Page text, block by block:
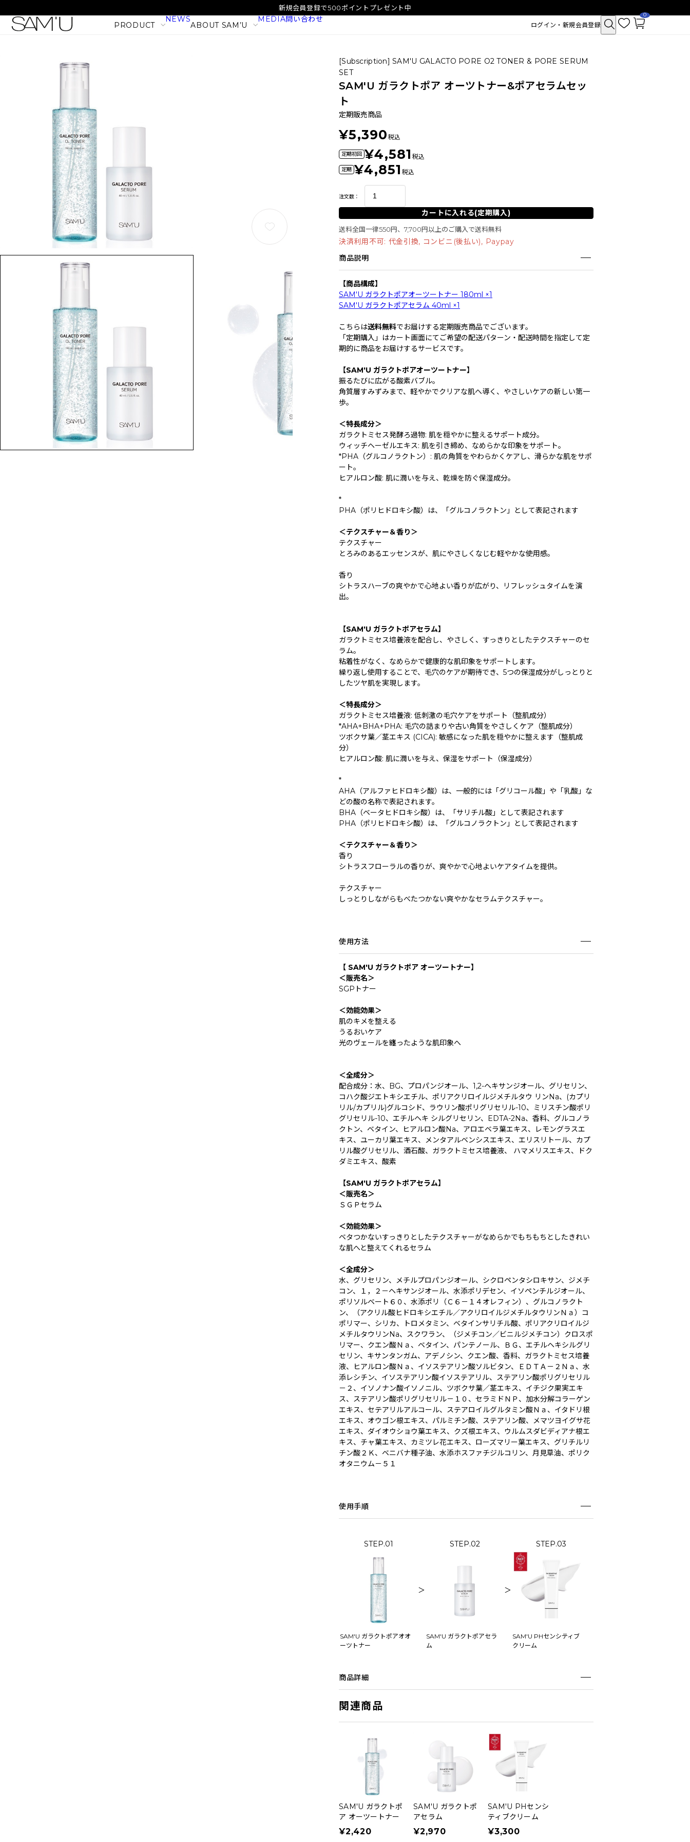
新規会員登録で500ポイントプレゼント中
PRODUCT
SKIN CARE
BODY CARE
MAKE UP
HAIR CARE
PRODUCT
NEW
BEST
定期コース
PHセンシティブマスク バイタル
SAM'U ガラクトポア オーツート
2,420
パウダーウォッシュ
1,980
クリーム
2,530
NEWS
ABOUT SAM’U
MEDIA問い合わせ
ログイン・新規会員登録
お
気
カ
0
[Subscription] SAM'U GALACTO PORE O2 TONER & PORE SERUM
SET
SAM'U ガラクトポア オーツトナー&ポアセラムセッ
ト
定期販売商品
¥5,390 税込
定期初回 ¥4,581 税込
定期 ¥4,851 税込
注文数：
カートに入れる(定期購入)
送料全国一律550円、7,700円以上のご購入で送料無料
決済利用不可: 代金引換, コンビニ(後払い), Paypay
商品説明
【商品構成】
SAM'U ガラクトポアオーツートナー 180ml ×1
SAM'U ガラクトポアセラム 40ml ×1
こちらは送料無料でお届けする定期販売商品でございます。
「定期購入」はカート画面にてご希望の配送パターン・配送時間を指定して定
期的に商品をお届けするサービスです。
【SAM'U ガラクトポアオーツートナー】
振るたびに広がる酸素バブル。
角質層すみずみまで、軽やかでクリアな肌へ導く、やさしいケアの新しい第一
歩。
＜特長成分＞
ガラクトミセス発酵ろ過物: 肌を穏やかに整えるサポート成分。
ウィッチヘーゼルエキス: 肌を引き締め、なめらかな印象をサポート。
*PHA（グルコノラクトン）: 肌の角質をやわらかくケアし、滑らかな肌をサポ
ート。
ヒアルロン酸: 肌に潤いを与え、乾燥を防ぐ保湿成分。
*
PHA（ポリヒドロキシ酸）は、「グルコノラクトン」として表記されます
＜テクスチャー＆香り＞
テクスチャー
とろみのあるエッセンスが、肌にやさしくなじむ軽やかな使用感。
香り
シトラスハーブの爽やかで心地よい香りが広がり、リフレッシュタイムを演
出。
【SAM'U ガラクトポアセラム】
ガラクトミセス培養液を配合し、やさしく、すっきりとしたテクスチャーのセ
ラム。
粘着性がなく、なめらかで健康的な肌印象をサポートします。
繰り返し使用することで、毛穴のケアが期待でき、5つの保湿成分がしっとりと
したツヤ肌を実現します。
＜特長成分＞
ガラクトミセス培養液: 低刺激の毛穴ケアをサポート（整肌成分）
*AHA+BHA+PHA: 毛穴の詰まりや古い角質をやさしくケア（整肌成分）
ツボクサ葉／茎エキス (CICA): 敏感になった肌を穏やかに整えます（整肌成
分）
ヒアルロン酸: 肌に潤いを与え、保湿をサポート（保湿成分）
*
AHA（アルファヒドロキシ酸）は、一般的には「グリコール酸」や「乳酸」な
どの酸の名称で表記されます。
BHA（ベータヒドロキシ酸）は、「サリチル酸」として表記されます
PHA（ポリヒドロキシ酸）は、「グルコノラクトン」として表記されます
＜テクスチャー＆香り＞
香り
シトラスフローラルの香りが、爽やかで心地よいケアタイムを提供。
テクスチャー
しっとりしながらもべたつかない爽やかなセラムテクスチャー。
使用方法
【 SAM'U ガラクトポア オーツートナー】
＜販売名＞
SGPトナー
＜効能効果＞
肌のキメを整える
うるおいケア
光のヴェールを纏ったような肌印象へ
＜全成分＞
配合成分：水、BG、プロパンジオール、1,2-ヘキサンジオール、グリセリン、
コハク酸ジエトキシエチル、ポリアクリロイルジメチルタウ リンNa、(カプリ
リル/カプリル)グルコシド、ラウリン酸ポリグリセリル-10、ミリスチン酸ポリ
グリセリル-10、エチルヘキ シルグリセリン、EDTA-2Na、香料、グルコノラ
クトン、ベタイン、ヒアルロン酸Na、アロエベラ葉エキス、レモングラスエ
キス、ユーカリ葉エキス、メンタアルベンシスエキス、エリスリトール、カプ
リル酸グリセリル、酒石酸、ガラクトミセス培養液、 ハマメリスエキス、ドク
ダミエキス、酸素
【SAM'U ガラクトポアセラム】
＜販売名＞
ＳＧＰセラム
＜効能効果＞
ベタつかないすっきりとしたテクスチャーがなめらかでもちもちとしたきれい
な肌へと整えてくれるセラム
＜全成分＞
水、グリセリン、メチルプロパンジオール、シクロペンタシロキサン、ジメチ
コン、１，２－ヘキサンジオール、水添ポリデセン、イソペンチルジオール、
ポリソルベート６０、水添ポリ（Ｃ６－１４オレフィン）、グルコノラクト
ン、（アクリル酸ヒドロキシエチル／アクリロイルジメチルタウリンＮａ）コ
ポリマー、シリカ、トロメタミン、ベタインサリチル酸、ポリアクリロイルジ
メチルタウリンNa、スクワラン、（ジメチコン／ビニルジメチコン）クロスポ
リマー、クエン酸Ｎａ、ベタイン、パンテノール、ＢＧ、エチルヘキシルグリ
セリン、キサンタンガム、アデノシン、クエン酸、香料、ガラクトミセス培養
液、ヒアルロン酸Ｎａ、イソステアリン酸ソルビタン、ＥＤＴＡ－２Ｎａ、水
添レシチン、イソステアリン酸イソステアリル、ステアリン酸ポリグリセリル
－２、イソノナン酸イソノニル、ツボクサ葉／茎エキス、イチジク果実エキ
ス、ステアリン酸ポリグリセリル－１０、セラミドＮＰ、加水分解コラーゲン
エキス、セテアリルアルコール、ステアロイルグルタミン酸Ｎａ、イタドリ根
エキス、オウゴン根エキス、パルミチン酸、ステアリン酸、メマツヨイグサ花
エキス、ダイオウショウ葉エキス、クズ根エキス、ウルムスダビディアナ根エ
キス、チャ葉エキス、カミツレ花エキス、ローズマリー葉エキス、グリチルリ
チン酸２Ｋ、ベニバナ種子油、水添ホスファチジルコリン、月見草油、ポリク
オタニウム－５１
使用手順
STEP.01 STEP.02 STEP.03
＞ ＞
SAM'U ガラクトポアオオ
ーツトナー
SAM'U ガラクトポアセラ
ム
SAM'U PHセンシティブ
クリーム
商品詳細
関連商品
SAM'U ガラクトポ
ア オーツートナー
¥2,420
SAM'U ガラクトポ
アセラム
¥2,970
SAM'U PHセンシ
ティブクリーム
¥3,300